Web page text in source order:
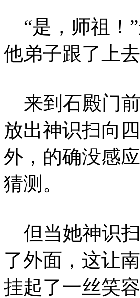
“是，师祖！
他弟子跟了上去
来到石殿门
放出神识扫向
外，的确没感
猜测。
但当她神识
了外面，这让
挂起了一丝笑容